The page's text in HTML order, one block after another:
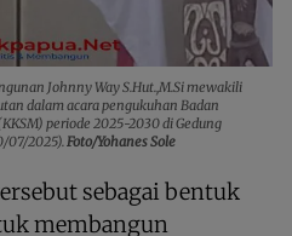
Johnny Way S.Hut.,M.Si mewakili
dalam acara pengukuhan Badan
periode 2025-2030 di Gedung
07/2025).Foto/Yohanes Sole
sebagai bentuk
membangun